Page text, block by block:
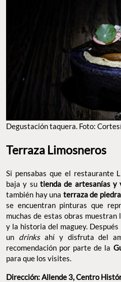
Degustación taquera. Foto:
Terraza Limosneros
Si pensabas que el restaurante
baja y su tienda de artesanías y
también hay una terraza de piedra
se encuentran pinturas que
muchas de estas obras
y la historia del maguey.
un drinksahí y disfruta del
recomendación por parte de la
para que los visites.
Dirección: Allende 3, Centro